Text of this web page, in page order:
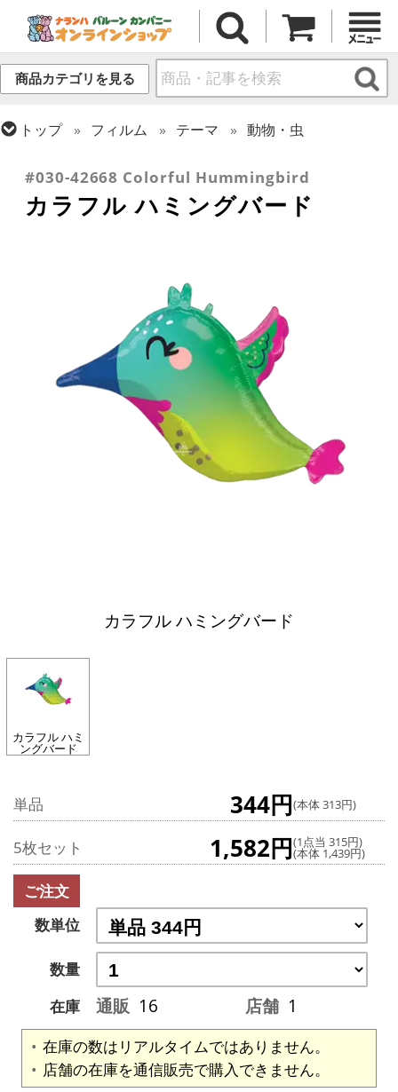
商品カテゴリを見る
トップ フィルム テーマ
動物・虫
#030-42668 Colorful Hummingbird
カラフル ハミングバード
カラフル ハミングバード
カラフル ハミ
ングバード
単品 344円(本体 313円)
5枚セット 1,582円(1点当 315円)
(本体 1,439円)
ご注文
数単位
数量
在庫
通販 16 店舗 1
在庫の数はリアルタイムではありません。
店舗の在庫を通信販売で購入できません。